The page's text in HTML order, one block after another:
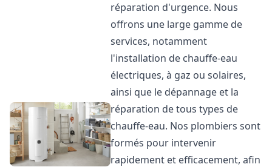
réparation d'urgence. Nous
offrons une large gamme de
services, notamment
l'installation de chauffe-eau
électriques, à gaz ou solaires,
ainsi que le dépannage et la
réparation de tous types de
chauffe-eau. Nos plombiers sont
formés pour intervenir
rapidement et efficacement, afin